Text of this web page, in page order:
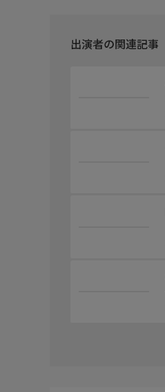
出演者の関連記事